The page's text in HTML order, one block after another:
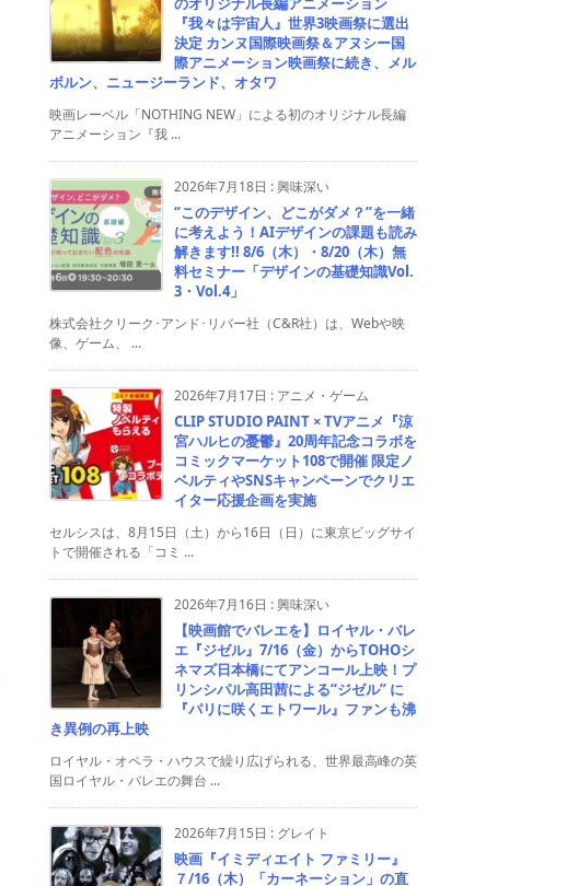
『我々は宇宙人』世界3映画祭に選出
決定 カンヌ国際映画祭＆アヌシー国
際アニメーション映画祭に続き、メル
ボルン、ニュージーランド、オタワ
映画レーベル「NOTHING NEW」による初のオリジナル長編
アニメーション『我 ...
2026年7月18日 :興味深い
“このデザイン、どこがダメ？”を一緒
に考えよう！AIデザインの課題も読み
解きます!! 8/6（木）・8/20（木）無
料セミナー「デザインの基礎知識Vol.
3・Vol.4」
株式会社クリーク･アンド･リバー社（C&R社）は、Webや映
像、ゲーム、 ...
2026年7月17日 : アニメ・ゲーム
CLIP STUDIO PAINT × TVアニメ『涼
宮ハルヒの憂鬱』20周年記念コラボを
コミックマーケット108で開催 限定ノ
ベルティやSNSキャンペーンでクリエ
イター応援企画を実施
セルシスは、8月15日（土）から16日（日）に東京ビッグサイ
トで開催される「コミ ...
2026年7月16日 :興味深い
【映画館でバレエを】ロイヤル・バレ
エ『ジゼル』7/16（金）からTOHOシ
ネマズ日本橋にてアンコール上映！プ
リンシパル高田茜による“ジゼル” に
『パリに咲くエトワール』ファンも沸
き異例の再上映
ロイヤル・オペラ・ハウスで繰り広げられる、世界最高峰の英
国ロイヤル・バレエの舞台 ...
2026年7月15日 : グレイト
映画『イミディエイト ファミリー』
７/16（木）「カーネーション」の直